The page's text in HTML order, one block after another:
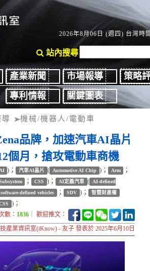
2026年8月06日 (週四) 台灣時
站內搜尋
產業新聞 市場報導
策略
專利情報
關鍵圖表
機械/機器人/電動車
品牌，加速汽車AI晶片
個月，搶攻電動車商機
AI )； 汽車AI晶片 ( Automotive AI Chip )； Arm ；
； CSS )； AI定義汽車 (
AI-defined
software-defined vehicles ； SDV )； 智慧財產權
)；
數： 1836 ｜ 歡迎推文：
產業資訊室(iKnow) - 友子 發表於 2025年6月10日